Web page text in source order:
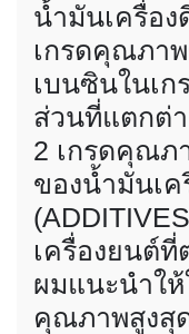
น้ำมันเครื่อง
เกรดคุณภา
เบนซินในเ
ส่วนที่แตกต่
2 เกรดคุณภ
ของน้ำมันเ
เครื่องยนต์
ผมแนะนำให้
คุณภาพสูงสุ